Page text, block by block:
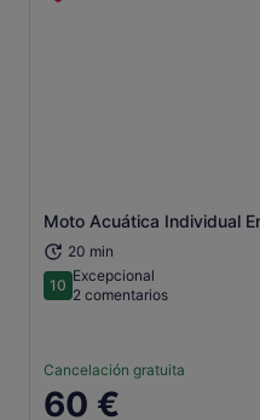
Moto Acuática Individual
20 min
1010 sobre 10
Excepcional
2 comentarios
Cancelación gratuita
El
60 €